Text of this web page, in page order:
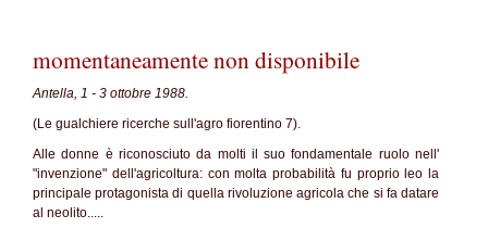
momentaneamente non disponibile
Antella, 1 - 3 ottobre 1988.
(Le gualchiere ricerche sull'agro fiorentino 7).
Alle donne è riconosciuto da molti il suo fondamentale ruolo nell'
"invenzione" dell'agricoltura: con molta probabilità fu proprio leo la
principale protagonista di quella rivoluzione agricola che si fa datare
al neolito.....